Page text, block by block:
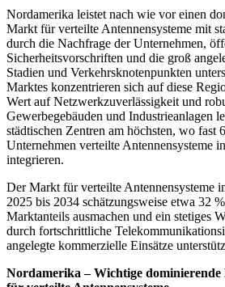
Nordamerika leistet nach wie vor einen
Markt für verteilte Antennensysteme mit
durch die Nachfrage der Unternehmen,
Sicherheitsvorschriften und die groß
Stadien und Verkehrsknotenpunkten
Marktes konzentrieren sich auf diese
Wert auf Netzwerkzuverlässigkeit und
Gewerbegebäuden und Industrieanlagen
städtischen Zentren am höchsten, wo fast
Unternehmen verteilte Antennensysteme
integrieren.
Der Markt für verteilte Antennensysteme
2025 bis 2034 schätzungsweise etwa 32
Marktanteils ausmachen und ein stetiges
durch fortschrittliche
angelegte kommerzielle Einsätze
Nordamerika – Wichtige